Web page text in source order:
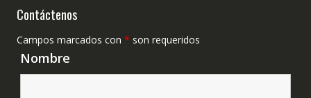
Contáctenos
Campos marcados con * son requeridos
Nombre